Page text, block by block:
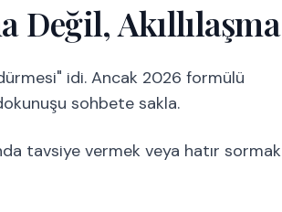
Değil, Akıllılaşma
idi. Ancak 2026 formülü
sohbete sakla.
tavsiye vermek veya hatır sormak